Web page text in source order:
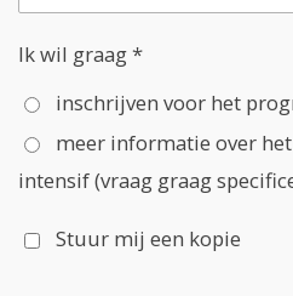
Ik wil graag *
inschrijven voor het
meer informatie over
intensif (vraag graag
Stuur mij een kopie